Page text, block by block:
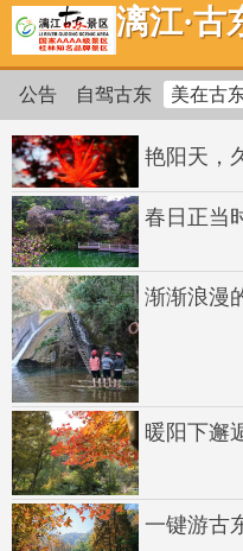
漓江·古
公告 自驾古东 美在古
艳阳天，
春日正当
渐渐浪漫
暖阳下邂
一键游古